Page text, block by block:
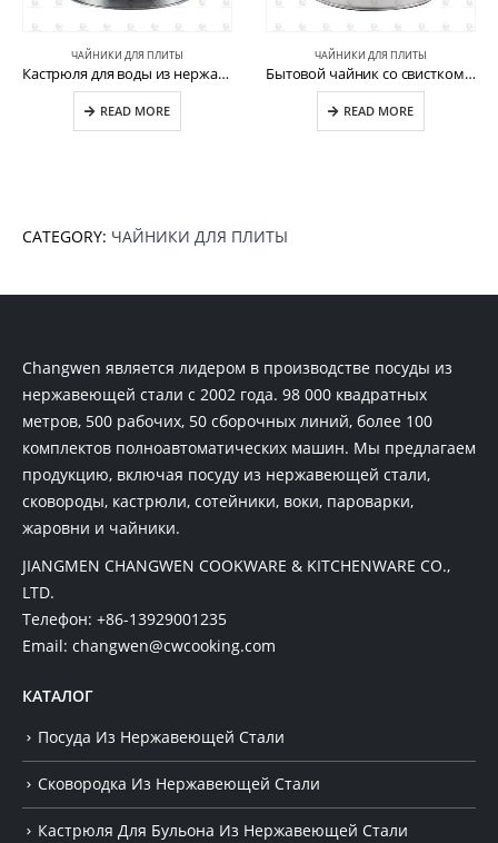
ЧАЙНИКИ ДЛЯ ПЛИТЫ
Кастрюля для воды из нержавеющей стали с черной рябью CW-T061-A
READ MORE
ЧАЙНИКИ ДЛЯ ПЛИТЫ
Бытовой чайник со свистком для воды из нержавеющей стали CW-T007-1
READ MORE
CATEGORY: ЧАЙНИКИ ДЛЯ ПЛИТЫ
Changwen является лидером в производстве посуды из
нержавеющей стали с 2002 года. 98 000 квадратных
метров, 500 рабочих, 50 сборочных линий, более 100
комплектов полноавтоматических машин. Мы предлагаем
продукцию, включая посуду из нержавеющей стали,
сковороды, кастрюли, сотейники, воки, пароварки,
жаровни и чайники.
JIANGMEN CHANGWEN COOKWARE & KITCHENWARE CO.,
LTD.
Телефон: +86-13929001235
Email: changwen@cwcooking.com
КАТАЛОГ
Посуда Из Нержавеющей Стали
Сковородка Из Нержавеющей Стали
Кастрюля Для Бульона Из Нержавеющей Стали